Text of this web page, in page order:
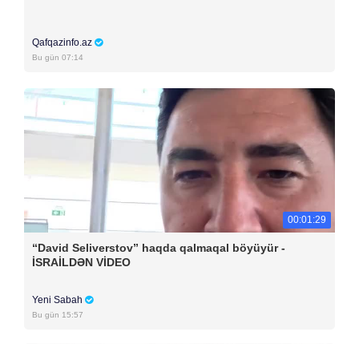
Qafqazinfo.az
Bu gün 07:14
00:01:29
“David Seliverstov” haqda qalmaqal böyüyür -
İSRAİLDƏN VİDEO
Yeni Sabah
Bu gün 15:57